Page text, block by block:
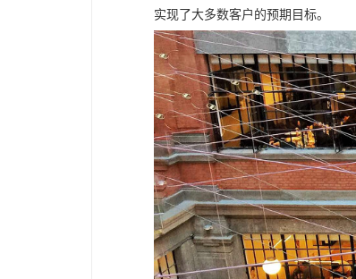
实现了大多数客户的预期目标。